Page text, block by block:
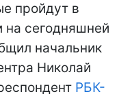
пройдут в
на сегодняшней
начальник
Николай
РБК-